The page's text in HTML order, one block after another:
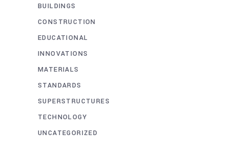
BUILDINGS
CONSTRUCTION
EDUCATIONAL
INNOVATIONS
MATERIALS
STANDARDS
SUPERSTRUCTURES
TECHNOLOGY
UNCATEGORIZED